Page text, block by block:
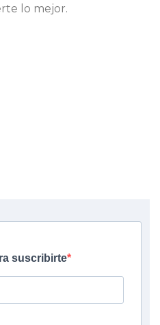
lo mejor.
suscribirte